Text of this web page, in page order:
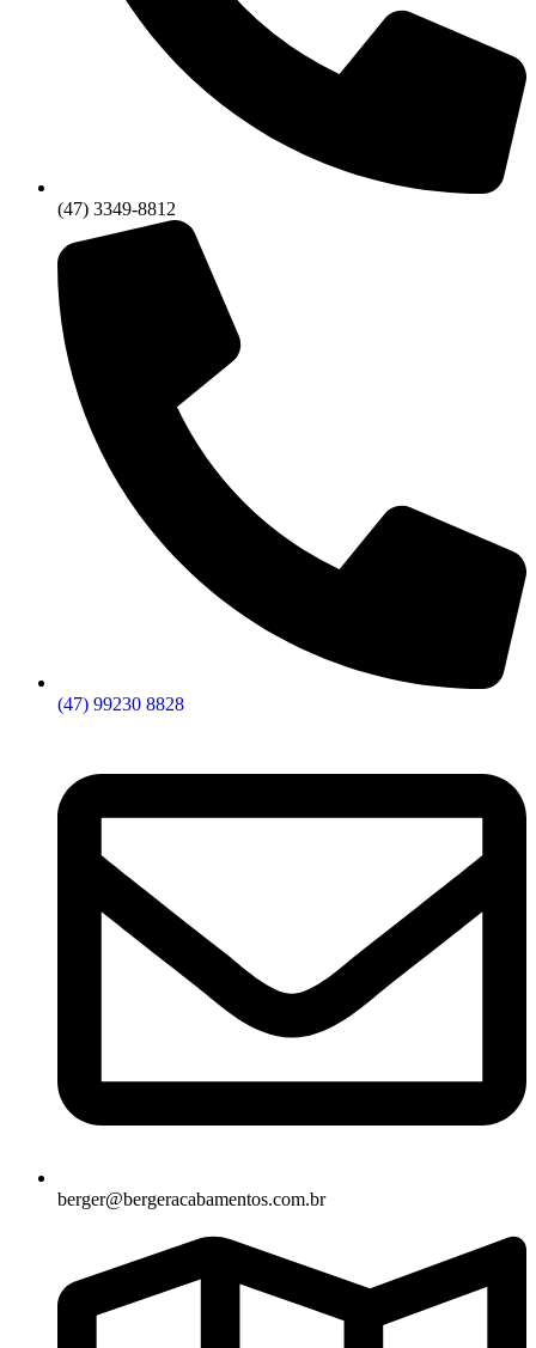
(47) 3349-8812
(47) 99230 8828
berger@bergeracabamentos.com.br